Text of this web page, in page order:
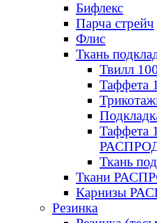
Бифлекс
Парча стрейч
Флис
Ткань
Твилл
Таффета
Таффета
Ткань
Ткани
Карнизы
Резинка